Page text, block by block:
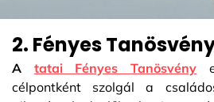
2. Fényes
A tatai Fényes Tanösvény
célpontként szolgál a